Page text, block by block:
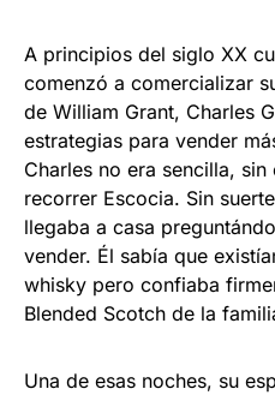
A principios del siglo XX
comenzó a comercializar
de William Grant, Charles
estrategias para vender
Charles no era sencilla,
recorrer Escocia. Sin
llegaba a casa
vender. Él sabía que
whisky pero confiaba
Blended Scotch de la
Una de esas noches, su